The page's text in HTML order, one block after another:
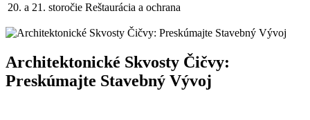
20. a 21. storočie Reštaurácia a ochrana
Architektonické Skvosty Čičvy:
Preskúmajte Stavebný Vývoj